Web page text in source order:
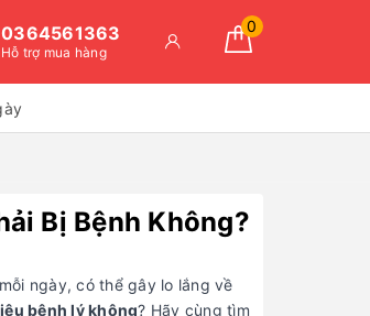
0364561363
Hỗ trợ mua hàng
0
Bị Bệnh Không?
ngày, có thể gây lo lắng về
bệnh lý không? Hãy cùng tìm